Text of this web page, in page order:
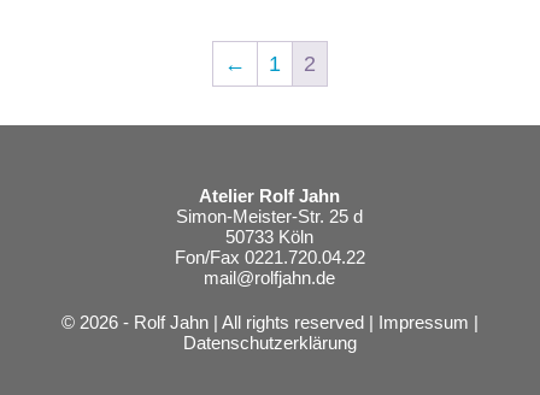
← 1 2
Atelier Rolf Jahn
Simon-Meister-Str. 25 d
50733 Köln
Fon/Fax 0221.720.04.22
mail@rolfjahn.de
© 2026 - Rolf Jahn | All rights reserved | Impressum |
Datenschutzerklärung